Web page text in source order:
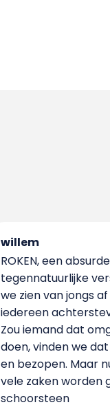
willem
ROKEN, een
tegennatuurlijke
we zien van jongs
iedereen
Zou iemand dat
doen, vinden we
en bezopen. Maar
vele zaken worden
schoorsteen